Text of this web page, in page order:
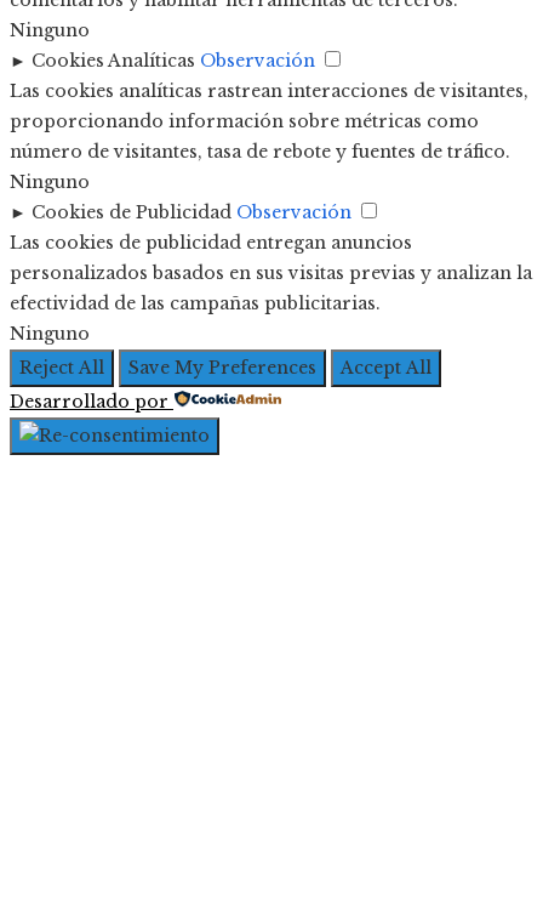
Ninguno
► Cookies Analíticas Observación
Las cookies analíticas rastrean interacciones de visitantes,
proporcionando información sobre métricas como
número de visitantes, tasa de rebote y fuentes de tráfico.
Ninguno
► Cookies de Publicidad Observación
Las cookies de publicidad entregan anuncios
personalizados basados en sus visitas previas y analizan la
efectividad de las campañas publicitarias.
Ninguno
Reject All
Save My Preferences
Accept All
Desarrollado por